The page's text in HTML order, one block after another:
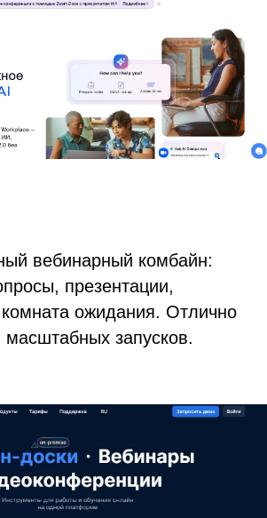
вебинарный комбайн:
презентации,
ожидания. Отлично
запусков.